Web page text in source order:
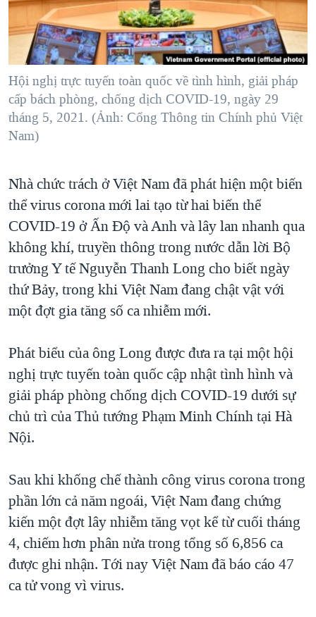
"Tìm"NGƯỜI VIỆT HẢI NGOẠI
ĐỜI SỐNG
KINH TẾ
KHOA HỌC
SỨC KHOẺ
VĂN HOÁ
GIÁO DỤC
TẠI
HÀNH TRÌNH BẦU CỬ 2024
MỘT NĂM CHIẾN TRANH TẠI DẢI GAZA
GIẢI MÃ VÀNH ĐAI & CON ĐƯỜNG
NGÀY TỊ NẠN THẾ GIỚI
TRỊNH VĨNH BÌNH - NGƯỜI HẠ 'BÊN THẮNG CUỘC'
CHI PHÍ CHIẾN TRANH AFGHANISTAN
CÁC GIÁ TRỊ CỘNG HÒA Ở VIỆT NAM
THƯỢNG ĐỈNH TRUMP-KIM TẠI VIỆT NAM
TRỊNH VĨNH BÌNH VS. CHÍNH PHỦ VIỆT NAM
NGƯ DÂN VIỆT VÀ LÀN SÓNG TRỘM HẢI SÂM
BÊN KIA QUỐC LỘ: TIẾNG VỌNG TỪ NÔNG THÔN MỸ
VIDEO
NGHE
MẠNG XÃ HỘI
Ngôn ngữ khác
Hội nghị trực tuyến toàn quốc về tình hình, giải pháp
cấp bách phòng, chống dịch COVID-19, ngày 29
tháng 5, 2021. (Ảnh: Cổng Thông tin Chính phủ Việt
Nam)
Nhà chức trách ở Việt Nam đã phát hiện một biến
thể virus corona mới lai tạo từ hai biến thể
COVID-19 ở Ấn Độ và Anh và lây lan nhanh qua
không khí, truyền thông trong nước dẫn lời Bộ
trưởng Y tế Nguyễn Thanh Long cho biết ngày
thứ Bảy, trong khi Việt Nam đang chật vật với
một đợt gia tăng số ca nhiễm mới.
Phát biểu của ông Long được đưa ra tại một hội
nghị trực tuyến toàn quốc cập nhật tình hình và
giải pháp phòng chống dịch COVID-19 dưới sự
chủ trì của Thủ tướng Phạm Minh Chính tại Hà
Nội.
Sau khi khống chế thành công virus corona trong
phần lớn cả năm ngoái, Việt Nam đang chứng
kiến một đợt lây nhiễm tăng vọt kể từ cuối tháng
4, chiếm hơn phân nửa trong tổng số 6,856 ca
được ghi nhận. Tới nay Việt Nam đã báo cáo 47
ca tử vong vì virus.